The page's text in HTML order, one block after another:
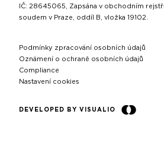
IČ: 28645065, Zapsána v obchodním
soudem v Praze, oddíl B, vložka 19102.
Podmínky zpracování osobních údajů
Oznámení o ochraně osobních údajů
Compliance
Nastavení cookies
DEVELOPED BY VISUALIO